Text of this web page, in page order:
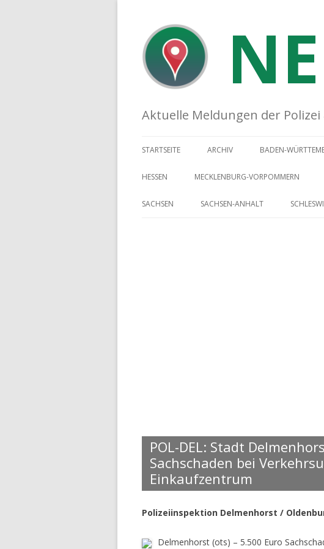
Aktuelle Meldungen der Polizei
STARTSEITE ARCHIV BADEN-
HESSEN MECKLENBURG-VORPOMMERN
SACHSEN SACHSEN-ANHALT
POL-DEL: Stadt
Sachschaden bei
Einkaufzentrum
Polizeiinspektion Delmenhorst /
Delmenhorst (ots) – 5.500 Euro